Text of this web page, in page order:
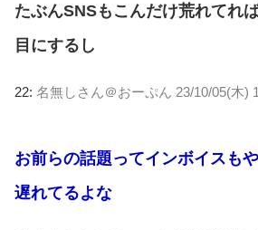
たぶんSNSもこんだけ荒れてれ
目にするし
22: 名無しさん＠おーぷん 23/10/05(木)
お前らの話題ってインボイスも
遅れてるよな